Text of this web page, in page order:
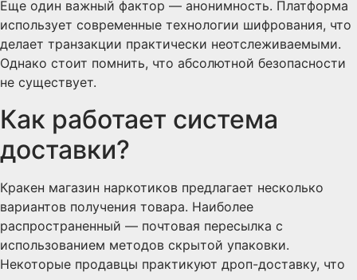
Еще один важный фактор — анонимность. Платформа
использует современные технологии шифрования, что
делает транзакции практически неотслеживаемыми.
Однако стоит помнить, что абсолютной безопасности
не существует.
Как работает система
доставки?
Кракен магазин наркотиков предлагает несколько
вариантов получения товара. Наиболее
распространенный — почтовая пересылка с
использованием методов скрытой упаковки.
Некоторые продавцы практикуют дроп-доставку, что